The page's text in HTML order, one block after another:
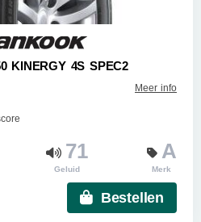
KINERGY 4S SPEC2
Meer info
71
Geluid
A
Merk
Bestellen